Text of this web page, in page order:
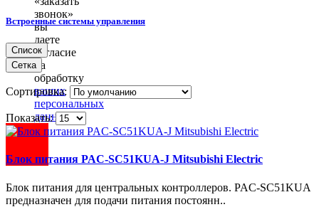
звонок»
вы
даете
согласие
на
обработку
ваших
персональных
данных.
Встроенные системы управления
Список
Сетка
Сортировка:
Показать:
Блок питания PAC-SC51KUA-J Mitsubishi Electric
Блок питания для центральных контроллеров. PAC-SC51KUA
предназначен для подачи питания постоянн..